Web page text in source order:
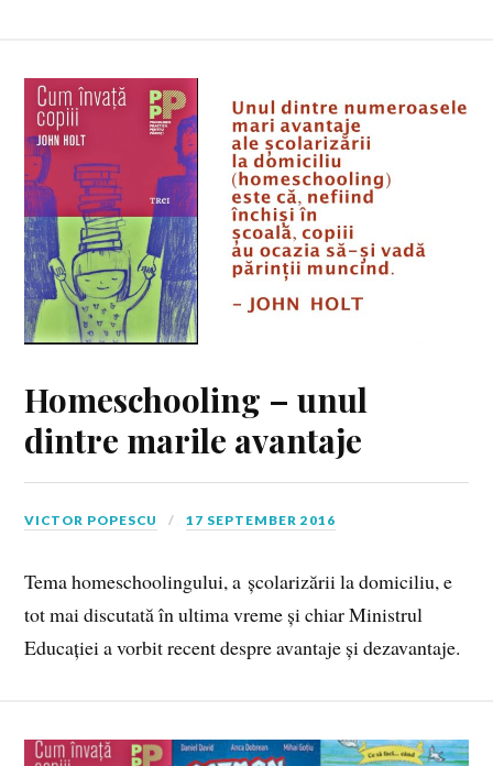
Homeschooling – unul
dintre marile avantaje
VICTOR POPESCU 17 SEPTEMBER 2016
Tema homeschoolingului, a școlarizării la domiciliu, e
tot mai discutată în ultima vreme și chiar Ministrul
Educației a vorbit recent despre avantaje și dezavantaje.